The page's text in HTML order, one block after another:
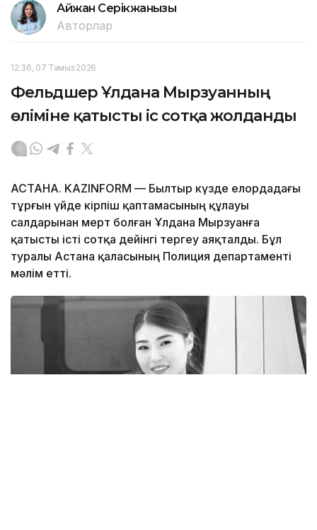
Айжан Серікжанқызы
Авторлар
12:36, 07 Тамыз 2026
Фельдшер Ұлдана Мырзуанның
өліміне қатысты іс сотқа жолданды
АСТАНА. KAZINFORM — Былтыр күзде елордадағы
тұрғын үйде кірпіш қаптамасының құлауы
салдарынан мерт болған Ұлдана Мырзуанға
қатысты істі сотқа дейінгі тергеу аяқталды. Бұл
туралы Астана қаласының Полиция департаменті
мәлім етті.